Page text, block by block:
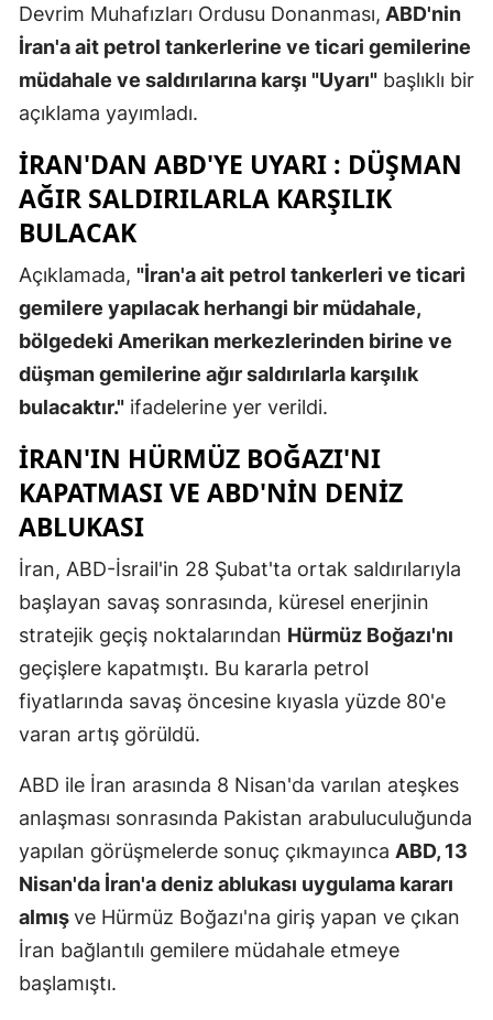
Gaziantep
Giresun
Mersin
İzmir
Kırşehir
Kocaeli
Konya
Malatya
Manisa
Mardin
Devrim Muhafızları Ordusu Donanması, ABD'nin
İran'a ait petrol tankerlerine ve ticari gemilerine
müdahale ve saldırılarına karşı "Uyarı" başlıklı bir
açıklama yayımladı.
İRAN'DAN ABD'YE UYARI : DÜŞMAN
AĞIR SALDIRILARLA KARŞILIK
BULACAK
Açıklamada, "İran'a ait petrol tankerleri ve ticari
gemilere yapılacak herhangi bir müdahale,
bölgedeki Amerikan merkezlerinden birine ve
düşman gemilerine ağır saldırılarla karşılık
bulacaktır." ifadelerine yer verildi.
İRAN'IN HÜRMÜZ BOĞAZI'NI
KAPATMASI VE ABD'NIN DENIZ
ABLUKASI
İran, ABD-İsrail'in 28 Şubat'ta ortak saldırılarıyla
başlayan savaş sonrasında, küresel enerjinin
stratejik geçiş noktalarından Hürmüz Boğazı'nı
geçişlere kapatmıştı. Bu kararla petrol
fiyatlarında savaş öncesine kıyasla yüzde 80'e
varan artış görüldü.
ABD ile İran arasında 8 Nisan'da varılan ateşkes
anlaşması sonrasında Pakistan arabuluculuğunda
yapılan görüşmelerde sonuç çıkmayınca ABD, 13
Nisan'da İran'a deniz ablukası uygulama kararı
almışve Hürmüz Boğazı'na giriş yapan ve çıkan
İran bağlantılı gemilere müdahale etmeye
başlamıştı.